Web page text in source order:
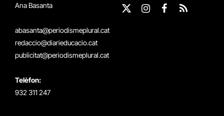
Ana Basanta
abasanta@periodismeplural.cat
redaccio@diarieducacio.cat
publicitat@periodismeplural.cat
Telèfon:
932 311 247
X
Instagram
Facebook
RSS